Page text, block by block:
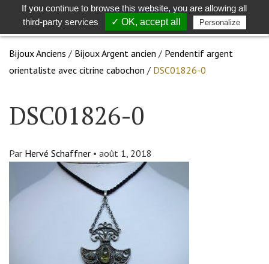
Toggle
search
Bijoux Anciens / Bijoux Argent ancien / Pendentif argent
orientaliste avec citrine cabochon / DSC01826-0
DSC01826-0
Par Hervé Schaffner • août 1, 2018
If you continue to browse this website, you are allowing all
third-party services
✓ OK, accept all Personalize